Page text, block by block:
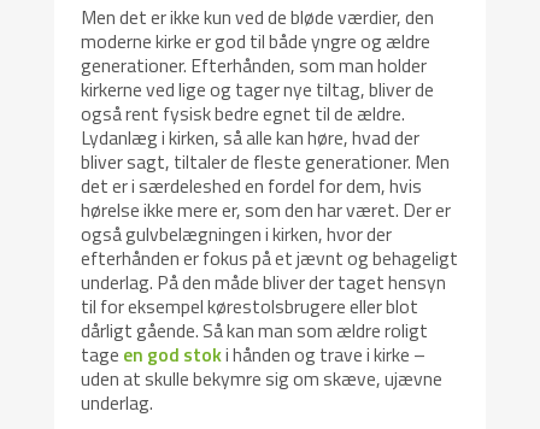
Men det er ikke kun ved de bløde værdier, den
moderne kirke er god til både yngre og ældre
generationer. Efterhånden, som man holder
kirkerne ved lige og tager nye tiltag, bliver de
også rent fysisk bedre egnet til de ældre.
Lydanlæg i kirken, så alle kan høre, hvad der
bliver sagt, tiltaler de fleste generationer. Men
det er i særdeleshed en fordel for dem, hvis
hørelse ikke mere er, som den har været. Der er
også gulvbelægningen i kirken, hvor der
efterhånden er fokus på et jævnt og behageligt
underlag. På den måde bliver der taget hensyn
til for eksempel kørestolsbrugere eller blot
dårligt gående. Så kan man som ældre roligt
tage en god stoki hånden og trave i kirke –
uden at skulle bekymre sig om skæve, ujævne
underlag.